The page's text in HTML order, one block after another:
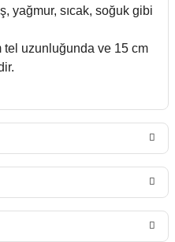
yağmur, sıcak, soğuk gibi
tel uzunluğunda ve 15 cm